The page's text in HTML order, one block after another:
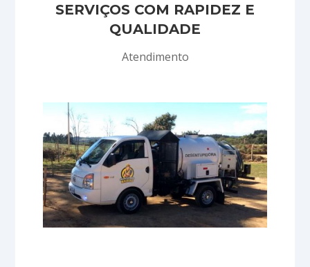
SERVIÇOS COM RAPIDEZ E
QUALIDADE
Atendimento